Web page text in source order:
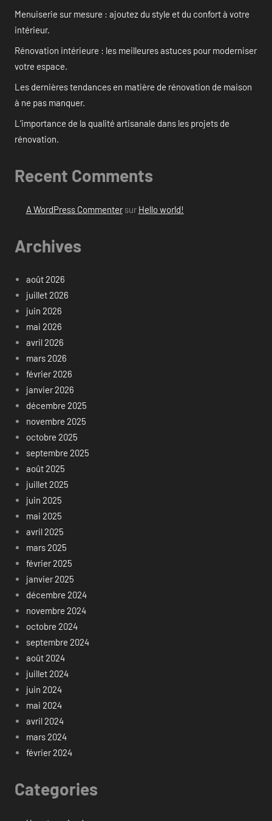
Menuiserie sur mesure : ajoutez du style et du confort à votre
intérieur.
Rénovation intérieure : les meilleures astuces pour moderniser
votre espace.
Les dernières tendances en matière de rénovation de maison
à ne pas manquer.
L’importance de la qualité artisanale dans les projets de
rénovation.
Recent Comments
A WordPress Commentersur Hello world!
Archives
août 2026
juillet 2026
juin 2026
mai 2026
avril 2026
mars 2026
février 2026
janvier 2026
décembre 2025
novembre 2025
octobre 2025
septembre 2025
août 2025
juillet 2025
juin 2025
mai 2025
avril 2025
mars 2025
février 2025
janvier 2025
décembre 2024
novembre 2024
octobre 2024
septembre 2024
août 2024
juillet 2024
juin 2024
mai 2024
avril 2024
mars 2024
février 2024
Categories